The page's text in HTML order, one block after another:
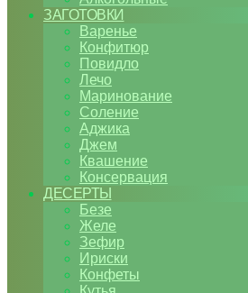
ЗАГОТОВКИ
Варенье
Конфитюр
Повидло
Лечо
Маринование
Соление
Аджика
Джем
Квашение
Консервация
ДЕСЕРТЫ
Безе
Желе
Зефир
Ириски
Конфеты